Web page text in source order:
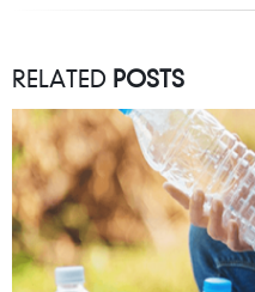
RELATED POSTS